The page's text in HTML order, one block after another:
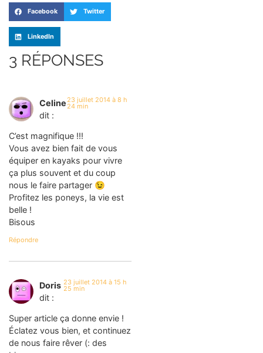
Facebook Twitter
LinkedIn
3 RÉPONSES
Celine
dit :
23 juillet 2014 à 8 h
24 min
C’est magnifique !!!
Vous avez bien fait de vous
équiper en kayaks pour vivre
ça plus souvent et du coup
nous le faire partager 😉
Profitez les poneys, la vie est
belle !
Bisous
Répondre
Doris
dit :
23 juillet 2014 à 15 h
25 min
Super article ça donne envie !
Éclatez vous bien, et continuez
de nous faire rêver (: des